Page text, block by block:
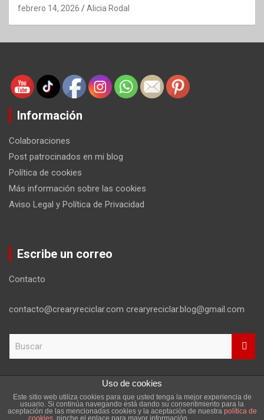
febrero 14, 2026 Alicia Rodal
Información
Colaboraciones
Post patrocinados en mi blog
Política de cookies
Más información sobre las cookies
Aviso Legal y Política de Privacidad
Escribe un correo
Contacto
contacto@crearyreciclar.com crearyreciclar.blog@gmail.com
c
Copyright ©2026
Aviso Legal y Política de Privacidad
Uso de cookies
Este sitio web utiliza cookies para que usted tenga la mejor experiencia de
usuario. Si continúa navegando está dando su consentimiento para la
aceptación de las mencionadas cookies y la aceptación de nuestra política de
cookies , pinche el enlace para mayor información.